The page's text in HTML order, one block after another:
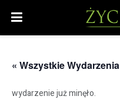
« Wszystkie Wydarzenia
wydarzenie już minęło.